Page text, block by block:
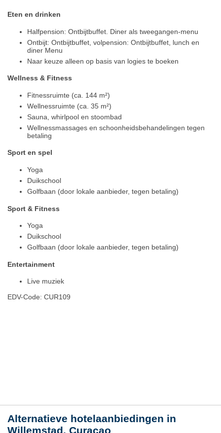
Eten en drinken
Halfpension: Ontbijtbuffet. Diner als tweegangen-menu
Ontbijt: Ontbijtbuffet, volpension: Ontbijtbuffet, lunch en
diner Menu
Naar keuze alleen op basis van logies te boeken
Wellness & Fitness
Fitnessruimte (ca. 144 m²)
Wellnessruimte (ca. 35 m²)
Sauna, whirlpool en stoombad
Wellnessmassages en schoonheidsbehandelingen tegen
betaling
Sport en spel
Yoga
Duikschool
Golfbaan (door lokale aanbieder, tegen betaling)
Sport & Fitness
Yoga
Duikschool
Golfbaan (door lokale aanbieder, tegen betaling)
Entertainment
Live muziek
EDV-Code: CUR109
Alternatieve hotelaanbiedingen in
Willemstad, Curaçao